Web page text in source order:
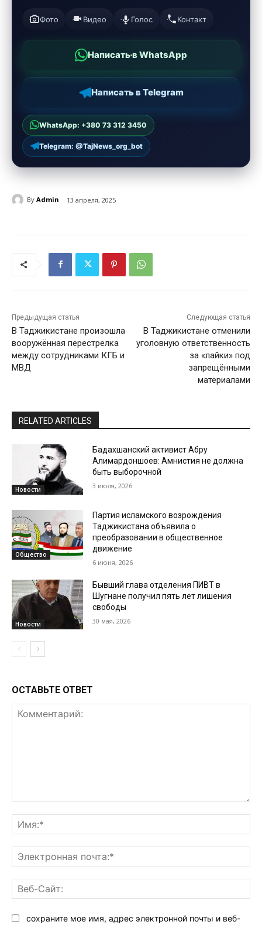
Фото Видео Голос Контакт
Написать в WhatsApp
Написать в Telegram
WhatsApp: +380 73 312 3450
Telegram: @TajNews_org_bot
By Admin 13 апреля, 2025
Предыдущая статья
В Таджикистане произошла
вооружённая перестрелка
между сотрудниками КГБ и
МВД
Следующая статья
В Таджикистане отменили
уголовную ответственность
за «лайки» под
запрещёнными
материалами
RELATED ARTICLES
Новости
Бадахшанский активист Абру
Алимардоншоев: Амнистия не должна
быть выборочной
3 июля, 2026
Общество
Партия исламского возрождения
Таджикистана объявила о
преобразовании в общественное
движение
6 июня, 2026
Новости
Бывший глава отделения ПИВТ в
Шугнане получил пять лет лишения
свободы
30 мая, 2026
ОСТАВЬТЕ ОТВЕТ
сохраните мое имя, адрес электронной почты и веб-